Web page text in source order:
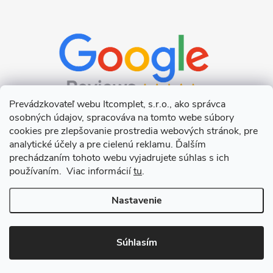
Prevádzkovateľ webu Itcomplet, s.r.o., ako správca
osobných údajov, spracováva na tomto webe súbory
cookies pre zlepšovanie prostredia webových stránok, pre
analytické účely a pre cielenú reklamu. Ďalším
prechádzaním tohoto webu vyjadrujete súhlas s ich
používaním. Viac informáciítu.
Nastavenie
Súhlasím
Copyright 2026Itcomplet s.r.o.. Všetky práva vyhradené.Upraviť
nastavenie cookies